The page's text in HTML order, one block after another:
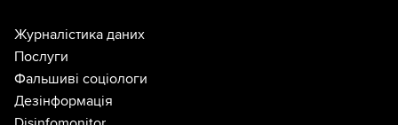
Журналістика даних
Послуги
Фальшиві соціологи
Дезінформація